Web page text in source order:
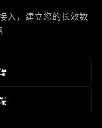
入，建立您的长效数